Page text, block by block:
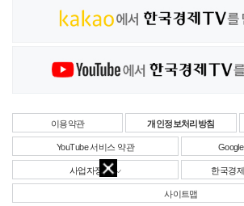
이용약관 개인정보처리방침
YouTube 서비스 약관
사업자정보 한국경
사이트맵